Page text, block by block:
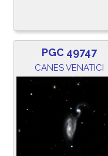
PGC 49747
CANES VENATICI